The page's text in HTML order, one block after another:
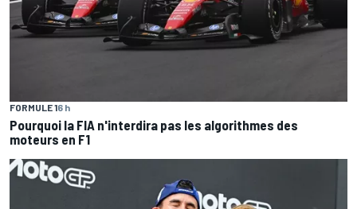
FORMULE 16 h
Pourquoi la FIA n'interdira pas les algorithmes des
moteurs en F1